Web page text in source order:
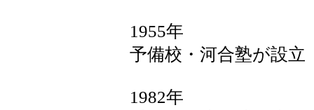
1955年
予備校・河合塾が設立
1982年